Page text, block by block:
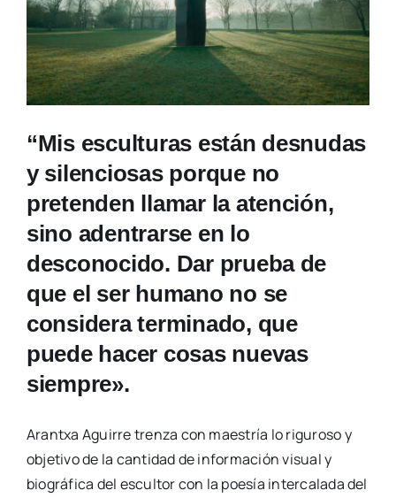
“Mis esculturas están desnudas
y silenciosas porque no
pretenden llamar la atención,
sino adentrarse en lo
desconocido. Dar prueba de
que el ser humano no se
considera terminado, que
puede hacer cosas nuevas
siempre».
Arantxa Aguirre trenza con maestría lo riguroso y
objetivo de la cantidad de información visual y
biográfica del escultor con la poesía intercalada del